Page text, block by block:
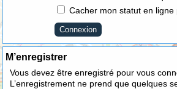
Cacher mon statut en ligne
M’enregistrer
Vous devez être enregistré pour vous
L’enregistrement ne prend que quelques